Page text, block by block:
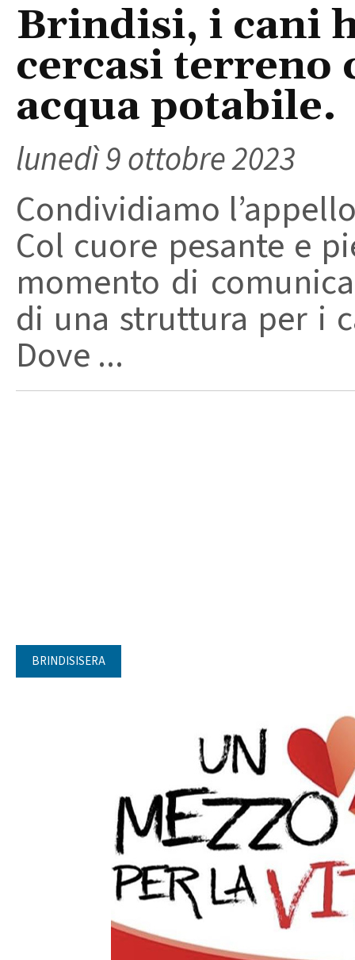
Brindisi, i cani
cercasi terreno
acqua potabile.
lunedì 9 ottobre 2023
Condividiamo
Col cuore pesante e
momento di
di una struttura per i
Dove ...
BRINDISISERA